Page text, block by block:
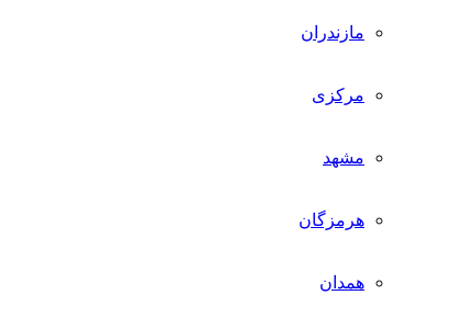
مازندران
مرکزی
مشهد
هرمزگان
همدان